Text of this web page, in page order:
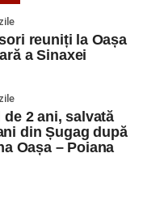
LMV
MAIL
reuniți la Oașa
a Sinaxei
2 ani, salvată
din Șugag după
Oașa – Poiana